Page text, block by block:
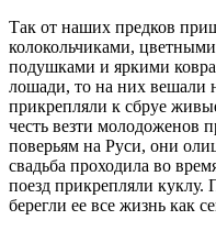
Так от наших предков
колокольчиками,
подушками и яркими
лошади, то на них вешали
прикрепляли к сбруе
честь везти молодоженов
поверьям на Руси, они
свадьба проходила во
поезд прикрепляли
берегли ее все жизнь как